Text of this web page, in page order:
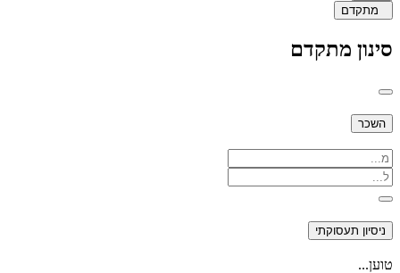
מתקדם
סינון מתקדם
השכר
ניסיון תעסוקתי
טוען...